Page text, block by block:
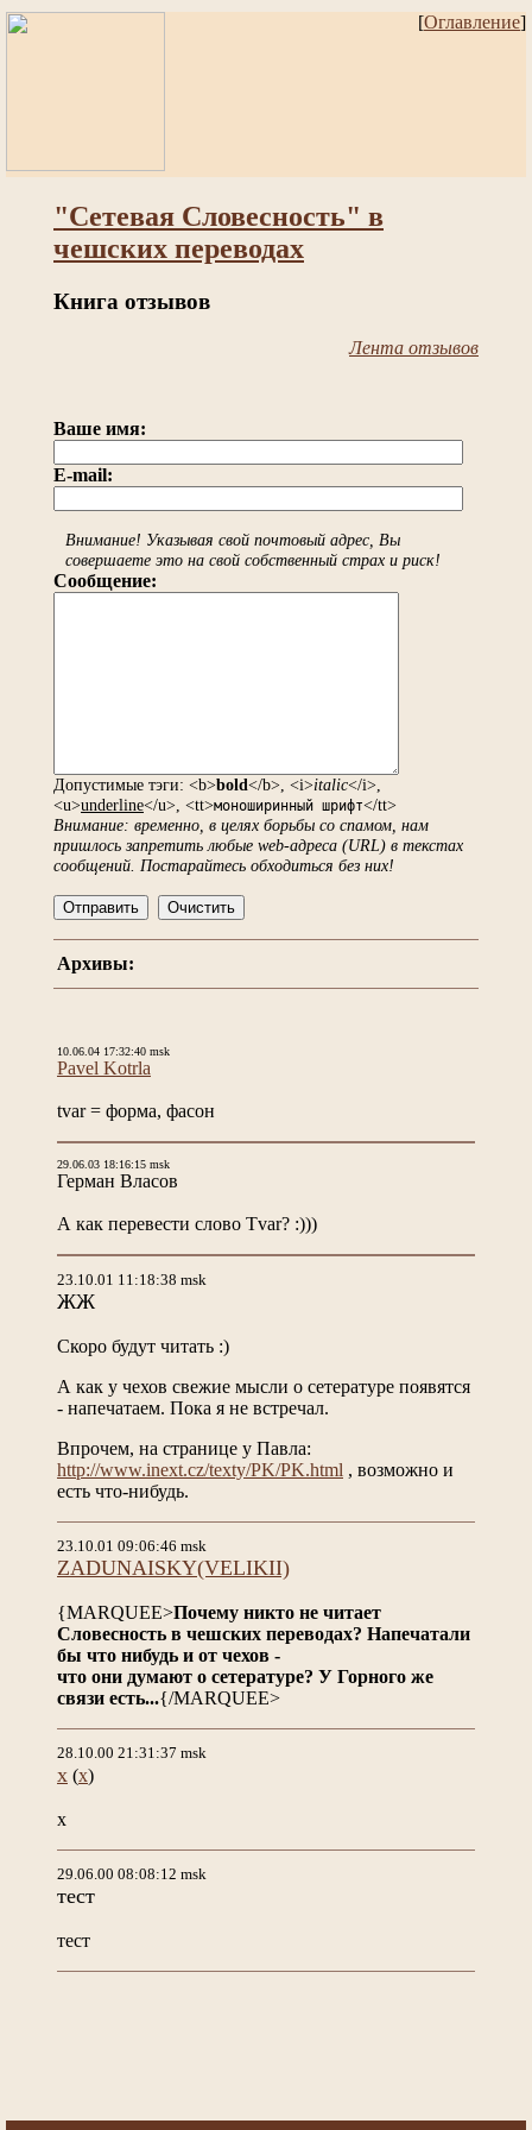
[Оглавление]
"Сетевая Словесность" в
чешских переводах
Книга отзывов
Лента отзывов
Ваше имя:
E-mail:
Внимание! Указывая свой почтовый адрес, Вы
совершаете это на свой собственный страх и риск!
Сообщение:
Допустимые тэги: <b>bold</b>, <i>italic</i>,
<u>underline</u>, <tt>моноширинный шрифт</tt>
Внимание: временно, в целях борьбы со спамом, нам
пришлось запретить любые web-адреса (URL) в текстах
сообщений. Постарайтесь обходиться без них!
Архивы:
10.06.04 17:32:40 msk
Pavel Kotrla
tvar = форма, фасон
29.06.03 18:16:15 msk
Герман Власов
А как перевести слово Tvar? :)))
23.10.01 11:18:38 msk
ЖЖ
Скоро будут читать :)
А как у чехов свежие мысли о сетературе появятся
- напечатаем. Пока я не встречал.
Впрочем, на странице у Павла:
http://www.inext.cz/texty/PK/PK.html , возможно и
есть что-нибудь.
23.10.01 09:06:46 msk
ZADUNAISKY(VELIKII)
{MARQUEE>Почему никто не читает
Словесность в чешских переводах? Напечатали
бы что нибудь и от чехов -
что они думают о сетературе? У Горного же
связи есть...{/MARQUEE>
28.10.00 21:31:37 msk
x (x)
x
29.06.00 08:08:12 msk
тест
тест